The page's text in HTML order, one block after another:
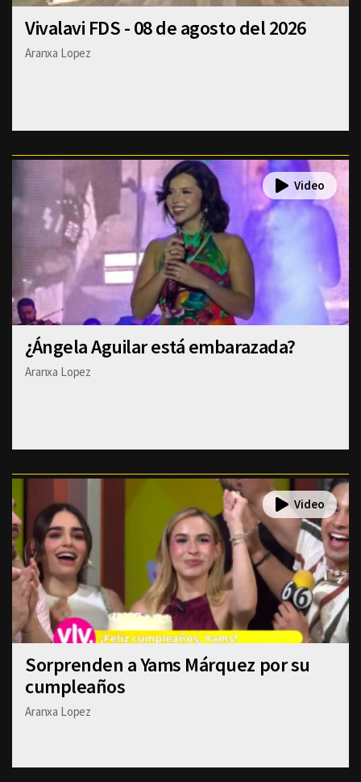
Vivalavi FDS - 08 de agosto del 2026
Aranxa Lopez
¿Ángela Aguilar está embarazada?
Aranxa Lopez
Sorprenden a Yams Márquez por su
cumpleaños
Aranxa Lopez